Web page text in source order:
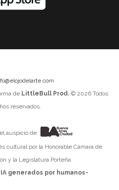
de LittleBull Prod.© 2026 Todos
reservados.
auspicio de
cultural por la Honorable Cámara de
y la Legislatura Porteña
generados por humanos-